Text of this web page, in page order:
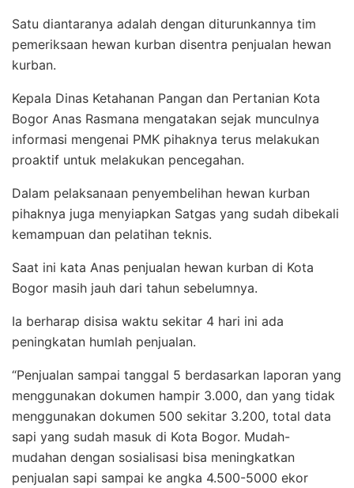
Satu diantaranya adalah dengan diturunkannya tim
pemeriksaan hewan kurban disentra penjualan hewan
kurban.
Kepala Dinas Ketahanan Pangan dan Pertanian Kota
Bogor Anas Rasmana mengatakan sejak munculnya
informasi mengenai PMK pihaknya terus melakukan
proaktif untuk melakukan pencegahan.
Dalam pelaksanaan penyembelihan hewan kurban
pihaknya juga menyiapkan Satgas yang sudah dibekali
kemampuan dan pelatihan teknis.
Saat ini kata Anas penjualan hewan kurban di Kota
Bogor masih jauh dari tahun sebelumnya.
Ia berharap disisa waktu sekitar 4 hari ini ada
peningkatan humlah penjualan.
“Penjualan sampai tanggal 5 berdasarkan laporan yang
menggunakan dokumen hampir 3.000, dan yang tidak
menggunakan dokumen 500 sekitar 3.200, total data
sapi yang sudah masuk di Kota Bogor. Mudah-
mudahan dengan sosialisasi bisa meningkatkan
penjualan sapi sampai ke angka 4.500-5000 ekor